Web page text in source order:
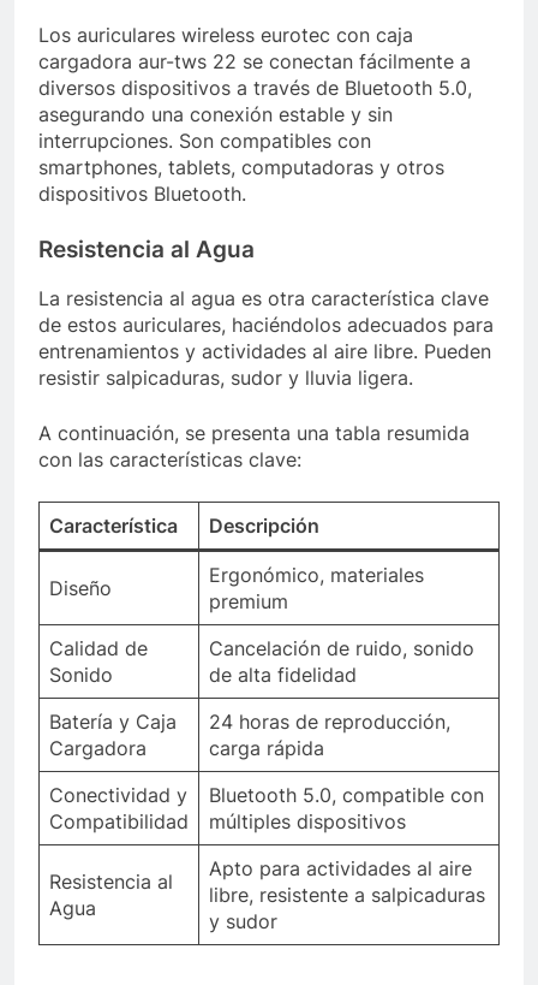
Los auriculares wireless eurotec con caja
cargadora aur-tws 22 se conectan fácilmente a
diversos dispositivos a través de Bluetooth 5.0,
asegurando una conexión estable y sin
interrupciones. Son compatibles con
smartphones, tablets, computadoras y otros
dispositivos Bluetooth.
Resistencia al Agua
La resistencia al agua es otra característica clave
de estos auriculares, haciéndolos adecuados para
entrenamientos y actividades al aire libre. Pueden
resistir salpicaduras, sudor y lluvia ligera.
A continuación, se presenta una tabla resumida
con las características clave:
Característica Descripción
Diseño
Ergonómico, materiales
premium
Calidad de
Sonido
Cancelación de ruido, sonido
de alta fidelidad
Batería y Caja
Cargadora
24 horas de reproducción,
carga rápida
Conectividad y
Compatibilidad
Bluetooth 5.0, compatible con
múltiples dispositivos
Resistencia al
Agua
Apto para actividades al aire
libre, resistente a salpicaduras
y sudor